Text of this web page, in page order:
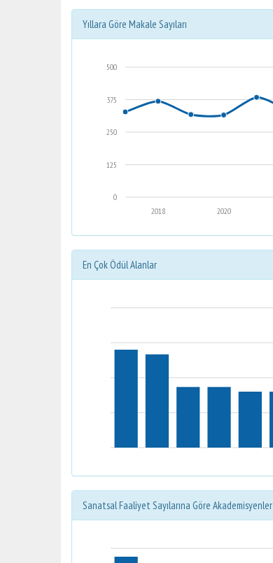
Yıllara Göre Makale Sayıları
0
125
250
375
500
2020
2018
En Çok Ödül Alanlar
Sanatsal Faaliyet Sayılarına Göre Akademisyenler